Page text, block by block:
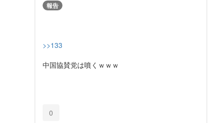
報告
>>133
中国協賛党は噴くｗｗｗ
0